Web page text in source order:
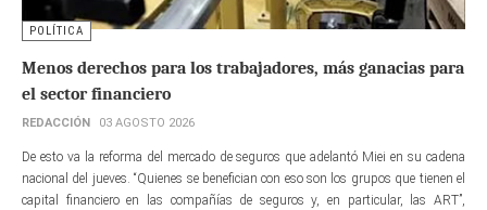
POLÍTICA
Menos derechos para los trabajadores, más ganacias para
el sector financiero
REDACCIÓN 03 AGOSTO 2026
De esto va la reforma del mercado de seguros que adelantó Miei en su cadena
nacional del jueves. “Quienes se benefician con eso son los grupos que tienen el
capital financiero en las compañías de seguros y, en particular, las ART”,